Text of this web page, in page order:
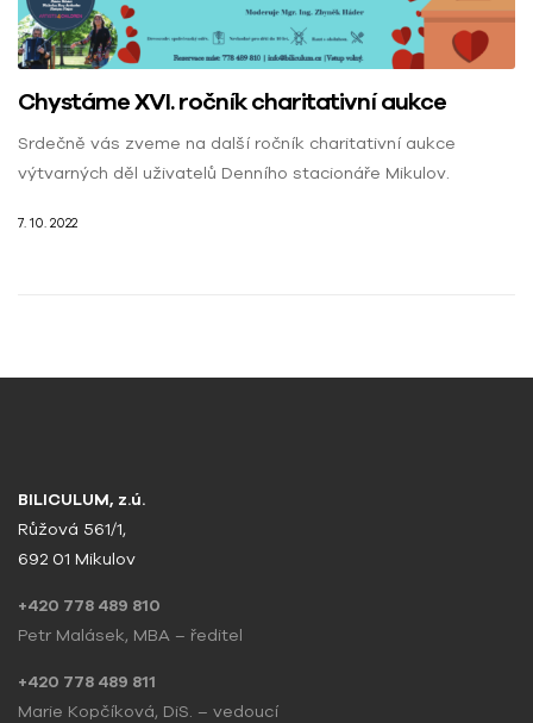
Chystáme XVI. ročník charitativní aukce
Srdečně vás zveme na další ročník charitativní aukce
výtvarných děl uživatelů Denního stacionáře Mikulov.
7. 10. 2022
BILICULUM, z.ú.
Růžová 561/1,
692 01 Mikulov
+420 778 489 810
Petr Malásek, MBA – ředitel
+420 778 489 811
Marie Kopčíková, DiS. – vedoucí